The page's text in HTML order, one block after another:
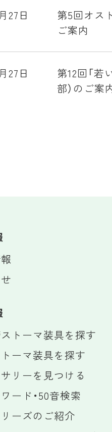
27日
第5回オス
ご案内
27日
第12回「
部）のご案
トーマ装具を探す
ーマ装具を探す
リーを見つける
ード・50音検索
ーズのご紹介